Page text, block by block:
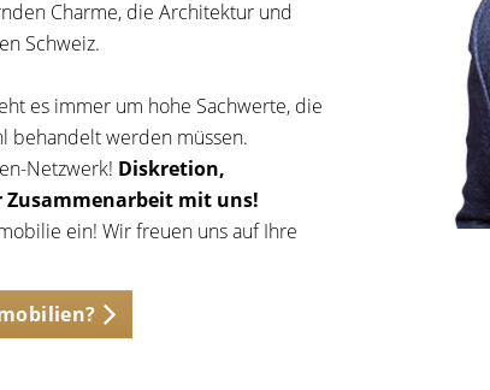
Charme, die Architektur und
Schweiz.
es immer um hohe Sachwerte, die
behandelt werden müssen.
Netzwerk! Diskretion,
Zusammenarbeit mit uns!
ein! Wir freuen uns auf Ihre